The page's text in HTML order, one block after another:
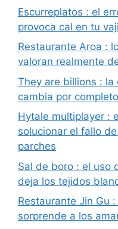
Escurreplatos : el
provoca cal en tu
Restaurante Aroa :
valoran realmente
They are billions :
cambia por
Hytale multiplayer :
solucionar el fallo
parches
Sal de boro : el uso
deja los tejidos
Restaurante Jin Gu
sorprende a los